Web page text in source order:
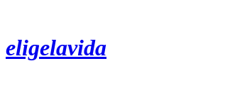
eligelavida